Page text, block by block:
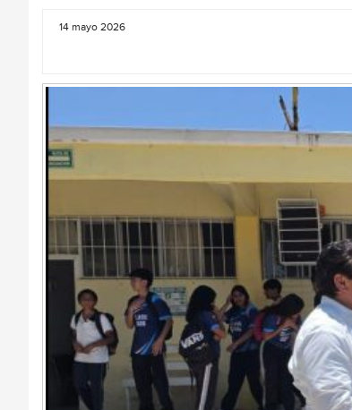
14 mayo 2026